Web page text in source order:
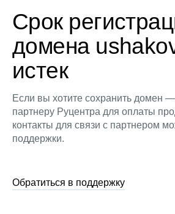
Срок
домена
истек
Если вы хотите сохранить домен —
партнеру Руцентра для оплаты
контакты для связи с партнером
поддержки.
Обратиться в поддержку